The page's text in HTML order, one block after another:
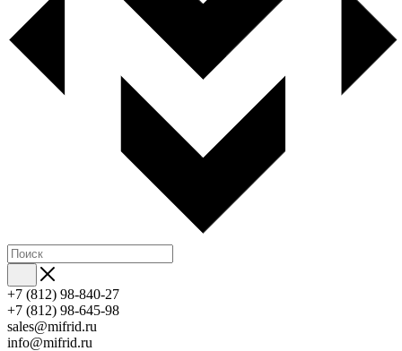
+7 (812) 98-840-27
+7 (812) 98-645-98
sales@mifrid.ru
info@mifrid.ru